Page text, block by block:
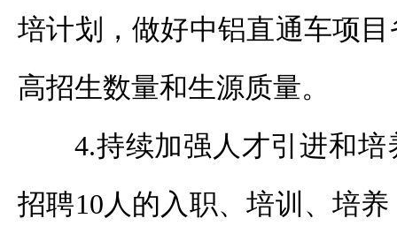
培计划，做好中铝直通车项
高招生数量和生源质量。
4.持续加强人才引进和培
招聘10人的入职、培训、培